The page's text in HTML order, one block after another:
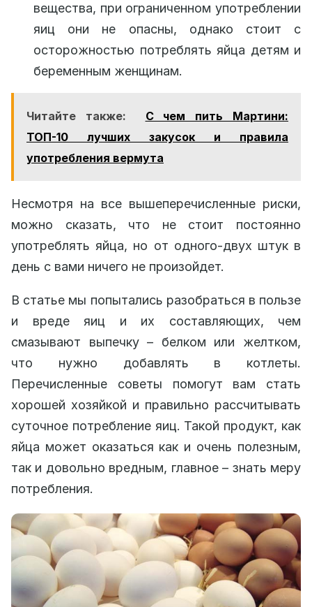
вещества, при ограниченном употреблении
яиц они не опасны, однако стоит с
осторожностью потреблять яйца детям и
беременным женщинам.
Читайте также:
С чем пить Мартини:
ТОП-10 лучших закусок и правила
употребления вермута
Несмотря на все вышеперечисленные риски,
можно сказать, что не стоит постоянно
употреблять яйца, но от одного-двух штук в
день с вами ничего не произойдет.
В статье мы попытались разобраться в пользе
и вреде яиц и их составляющих, чем
смазывают выпечку – белком или желтком,
что нужно добавлять в котлеты.
Перечисленные советы помогут вам стать
хорошей хозяйкой и правильно рассчитывать
суточное потребление яиц. Такой продукт, как
яйца может оказаться как и очень полезным,
так и довольно вредным, главное – знать меру
потребления.